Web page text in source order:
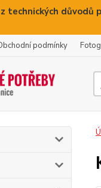
technických
podmínky